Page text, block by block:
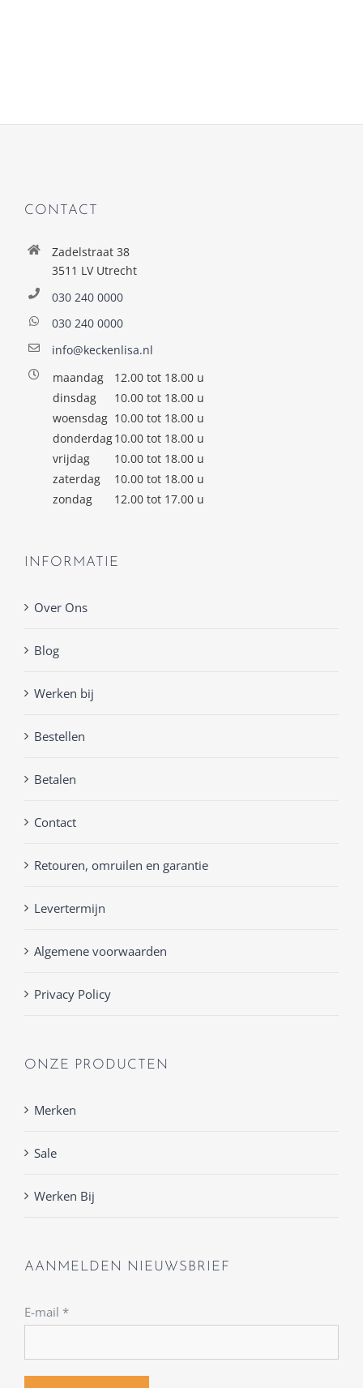
CONTACT
Zadelstraat 38
3511 LV Utrecht
030 240 0000
030 240 0000
info@keckenlisa.nl
maandag
12.00 tot 18.00 u
dinsdag
10.00 tot 18.00 u
woensdag 10.00 tot 18.00 u
donderdag10.00 tot 18.00 u
vrijdag
10.00 tot 18.00 u
zaterdag
10.00 tot 18.00 u
zondag
12.00 tot 17.00 u
INFORMATIE
Over Ons
Blog
Werken bij
Bestellen
Betalen
Contact
Retouren, omruilen en garantie
Levertermijn
Algemene voorwaarden
Privacy Policy
ONZE PRODUCTEN
Merken
Sale
Werken Bij
AANMELDEN NIEUWSBRIEF
E-mail *